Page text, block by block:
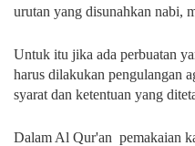
urutan yang disunahkan nabi,
Untuk itu jika ada perbuatan
harus dilakukan pengulangan
syarat dan ketentuan yang
Dalam Al Qur'an pemakaian